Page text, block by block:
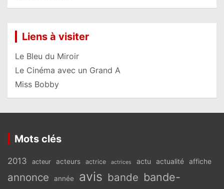
Liens à visiter
Le Bleu du Miroir
Le Cinéma avec un Grand A
Miss Bobby
Mots clés
2013 acteur acteurs actrice actrices actu actualité affiche
annonce année avis bande bande-